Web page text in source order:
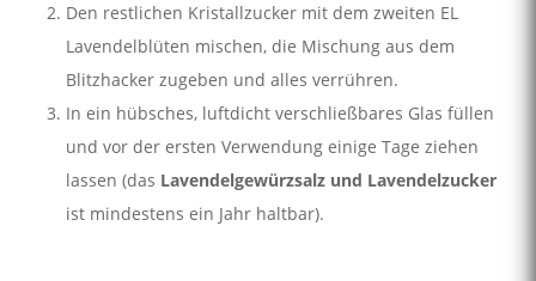
Den restlichen Kristallzucker mit dem zweiten EL
Lavendelblüten mischen, die Mischung aus dem
Blitzhacker zugeben und alles verrühren.
In ein hübsches, luftdicht verschließbares Glas füllen
und vor der ersten Verwendung einige Tage ziehen
lassen (das Lavendelgewürzsalz und Lavendelzucker
ist mindestens ein Jahr haltbar).